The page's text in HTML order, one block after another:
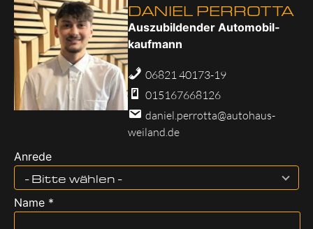
DANIEL PERROTTA
Aus­zu­bil­den­der Au­to­mo­bil­
kauf­mann
06821 40173-19
015167668126
daniel.perrotta@autohaus-
weiland.de
Anrede
- Bitte wählen -
Name *